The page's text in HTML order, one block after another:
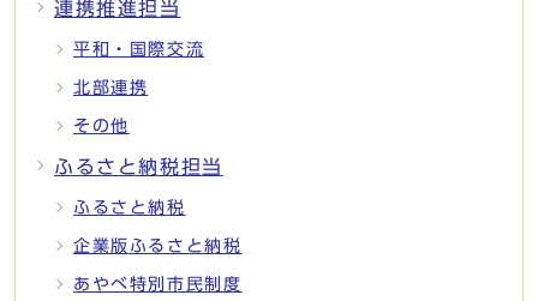
連携推進担当
平和・国際交流
北部連携
その他
ふるさと納税担当
ふるさと納税
企業版ふるさと納税
あやべ特別市民制度